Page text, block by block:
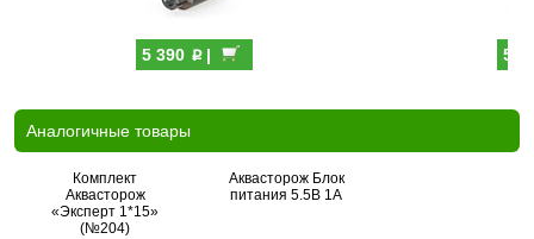
5 390 p| 5
Аналогичные товары
Комплект
Аквасторож
«Эксперт 1*15»
(№204)
Аквасторож Блок
питания 5.5В 1А